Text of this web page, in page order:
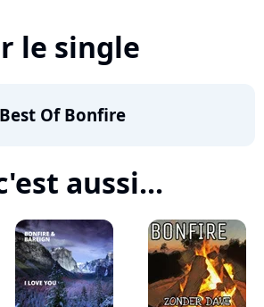
le single
Of Bonfire
aussi...